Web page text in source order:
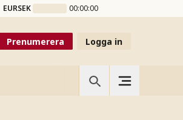
EURSEK 00:00:00
Prenumerera Logga in